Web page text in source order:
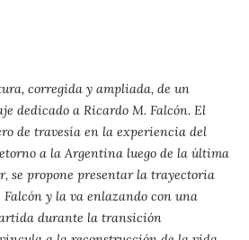
corregida y ampliada, de un
dedicado a Ricardo M. Falcón. El
de travesía en la experiencia del
a la Argentina luego de la última
propone presentar la trayectoria
y la va enlazando con una
durante la transición